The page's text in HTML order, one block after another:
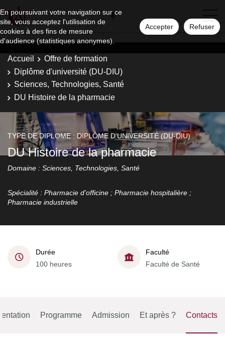
En poursuivant votre navigation sur ce
site, vous acceptez l'utilisation de
cookies à des fins de mesure
d'audience (statistiques anonymes).
Accepter Refuser
Accueil
Offre de formation
Diplôme d'université (DU-DIU)
Sciences, Technologies, Santé
DU Histoire de la pharmacie
TYPE DE DIPLOME : DIPLÔME D'UNIVERSITÉ (DU-DIU)
DU Histoire de la pharmacie
Domaine : Sciences, Technologies, Santé
Spécialité : Pharmacie d'officine ; Pharmacie hospitalière ;
Pharmacie industrielle
Durée
100 heures
Faculté
Faculté de Santé
Programme Admission Et après ? Contacts